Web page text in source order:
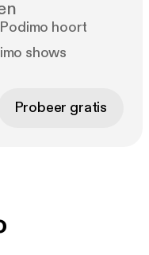
hoort
shows
Probeer gratis